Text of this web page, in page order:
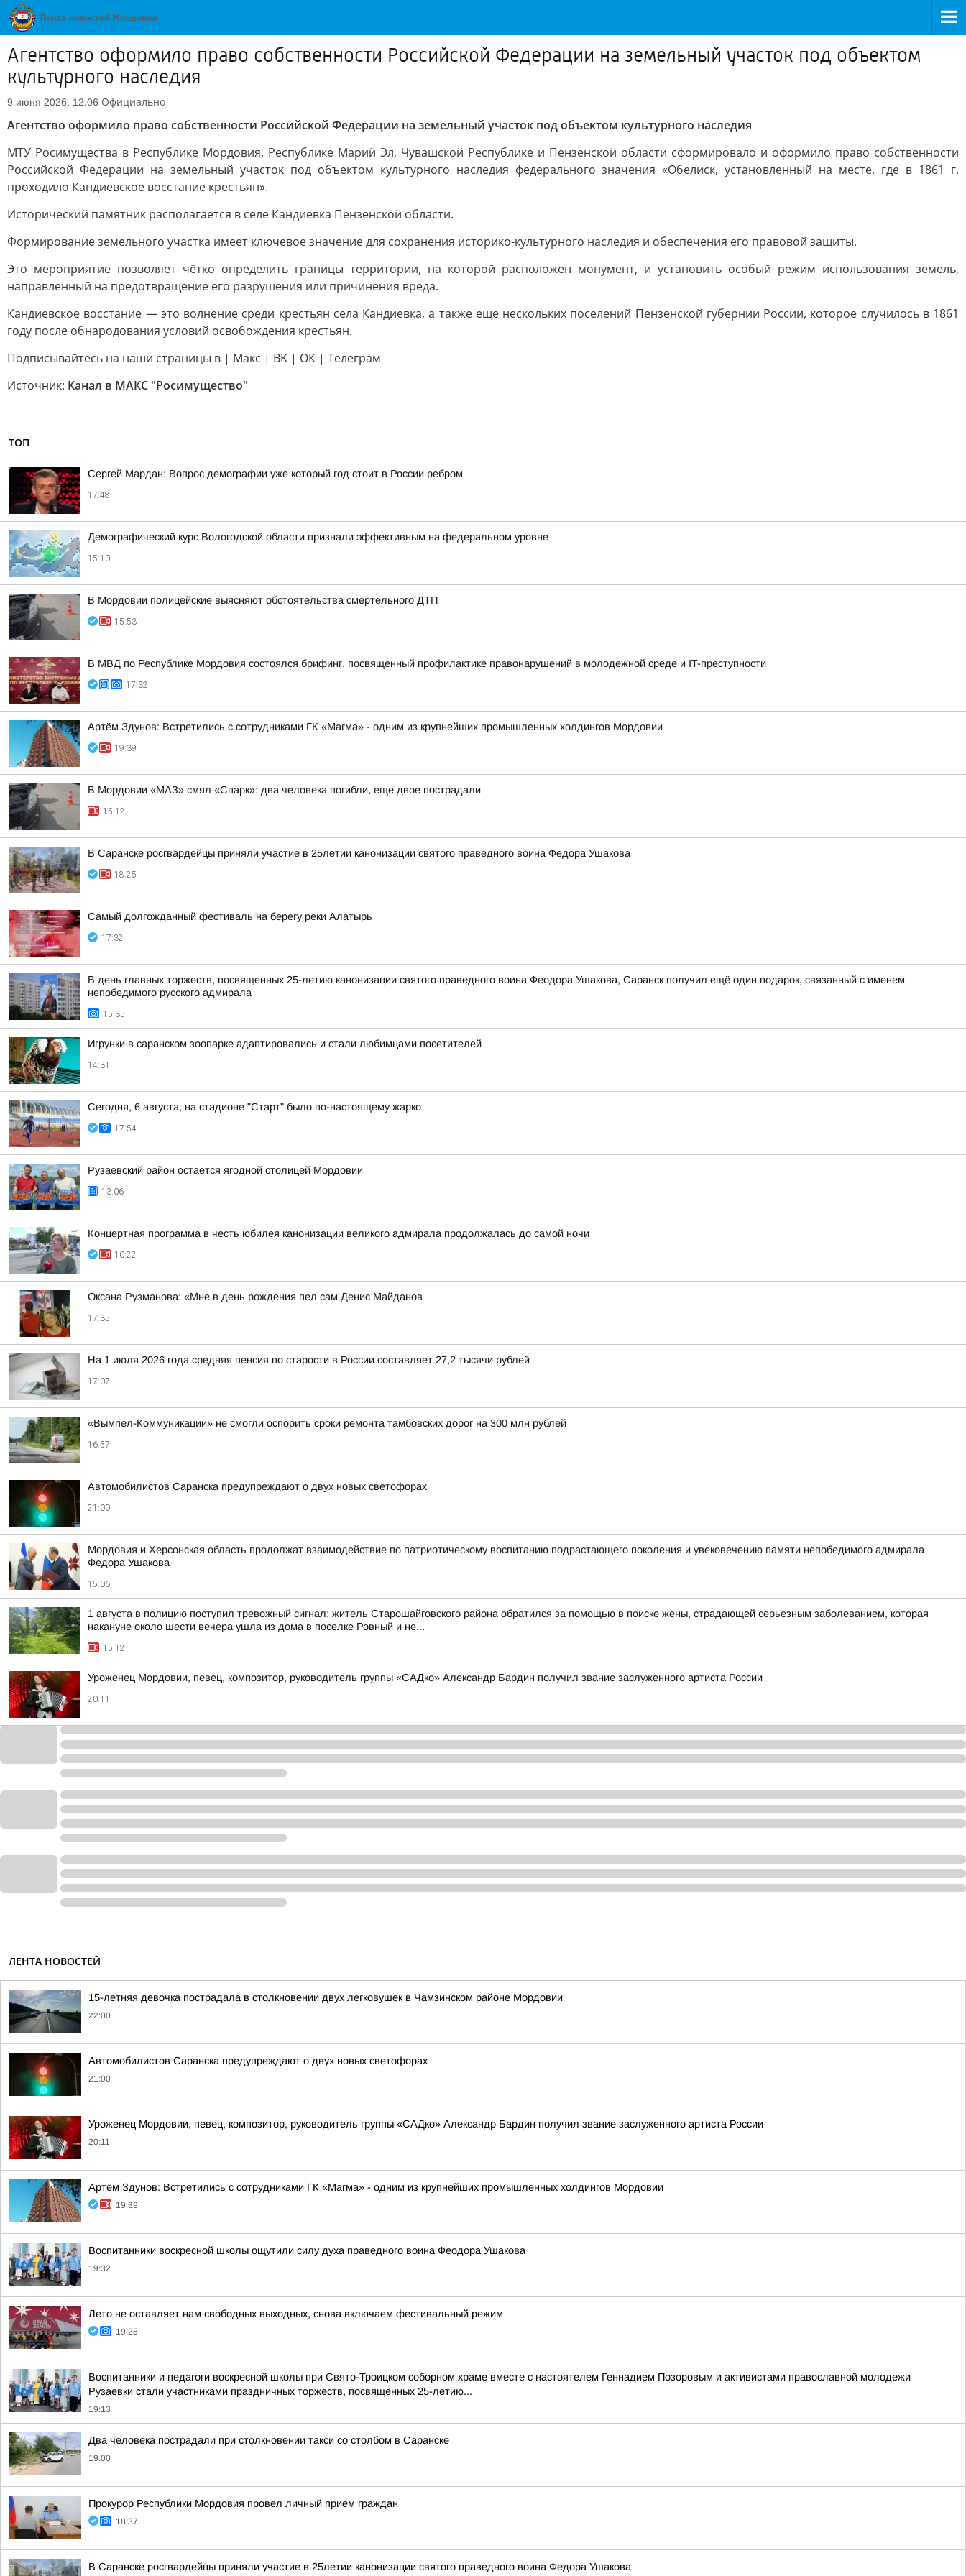
Агентство оформило право собственности Российской Федерации на земельный участок под объектом
культурного наследия
9 июня 2026, 12:06 Официально
Агентство оформило право собственности Российской Федерации на земельный участок под объектом культурного наследия
МТУ Росимущества в Республике Мордовия, Республике Марий Эл, Чувашской Республике и Пензенской области сформировало и оформило право собственности
Российской Федерации на земельный участок под объектом культурного наследия федерального значения «Обелиск, установленный на месте, где в 1861 г.
проходило Кандиевское восстание крестьян».
Исторический памятник располагается в селе Кандиевка Пензенской области.
Формирование земельного участка имеет ключевое значение для сохранения историко-культурного наследия и обеспечения его правовой защиты.
Это мероприятие позволяет чётко определить границы территории, на которой расположен монумент, и установить особый режим использования земель,
направленный на предотвращение его разрушения или причинения вреда.
Кандиевское восстание — это волнение среди крестьян села Кандиевка, а также еще нескольких поселений Пензенской губернии России, которое случилось в 1861
году после обнародования условий освобождения крестьян.
Подписывайтесь на наши страницы в | Mакс | ВK | ОК | Телеграм
Источник: Канал в МАКС "Росимущество"
ТОП
Сергей Мардан: Вопрос демографии уже который год стоит в России ребром
17:48
Демографический курс Вологодской области признали эффективным на федеральном уровне
15:10
В Мордовии полицейские выясняют обстоятельства смертельного ДТП
15:53
В МВД по Республике Мордовия состоялся брифинг, посвященный профилактике правонарушений в молодежной среде и IT-преступности
17:32
Артём Здунов: Встретились с сотрудниками ГК «Магма» - одним из крупнейших промышленных холдингов Мордовии
19:39
В Мордовии «МАЗ» смял «Спарк»: два человека погибли, еще двое пострадали
15:12
В Саранске росгвардейцы приняли участие в 25летии канонизации святого праведного воина Федора Ушакова
18:25
Самый долгожданный фестиваль на берегу реки Алатырь
17:32
В день главных торжеств, посвященных 25-летию канонизации святого праведного воина Феодора Ушакова, Саранск получил ещё один подарок, связанный с именем
непобедимого русского адмирала
15:35
Игрунки в саранском зоопарке адаптировались и стали любимцами посетителей
14:31
Сегодня, 6 августа, на стадионе "Старт" было по-настоящему жарко
17:54
Рузаевский район остается ягодной столицей Мордовии
13:06
Концертная программа в честь юбилея канонизации великого адмирала продолжалась до самой ночи
10:22
Оксана Рузманова: «Мне в день рождения пел сам Денис Майданов
17:35
На 1 июля 2026 года средняя пенсия по старости в России составляет 27,2 тысячи рублей
17:07
«Вымпел-Коммуникации» не смогли оспорить сроки ремонта тамбовских дорог на 300 млн рублей
16:57
Автомобилистов Саранска предупреждают о двух новых светофорах
21:00
Мордовия и Херсонская область продолжат взаимодействие по патриотическому воспитанию подрастающего поколения и увековечению памяти непобедимого адмирала
Федора Ушакова
15:06
1 августа в полицию поступил тревожный сигнал: житель Старошайговского района обратился за помощью в поиске жены, страдающей серьезным заболеванием, которая
накануне около шести вечера ушла из дома в поселке Ровный и не...
15:12
Уроженец Мордовии, певец, композитор, руководитель группы «САДко» Александр Бардин получил звание заслуженного артиста России
20:11
ЛЕНТА НОВОСТЕЙ
15-летняя девочка пострадала в столкновении двух легковушек в Чамзинском районе Мордовии
22:00
Автомобилистов Саранска предупреждают о двух новых светофорах
21:00
Уроженец Мордовии, певец, композитор, руководитель группы «САДко» Александр Бардин получил звание заслуженного артиста России
20:11
Артём Здунов: Встретились с сотрудниками ГК «Магма» - одним из крупнейших промышленных холдингов Мордовии
19:39
Воспитанники воскресной школы ощутили силу духа праведного воина Феодора Ушакова
19:32
Лето не оставляет нам свободных выходных, снова включаем фестивальный режим
19:25
Воспитанники и педагоги воскресной школы при Свято-Троицком соборном храме вместе с настоятелем Геннадием Позоровым и активистами православной молодежи
Рузаевки стали участниками праздничных торжеств, посвящённых 25-летию...
19:13
Два человека пострадали при столкновении такси со столбом в Саранске
19:00
Прокурор Республики Мордовия провел личный прием граждан
18:37
В Саранске росгвардейцы приняли участие в 25летии канонизации святого праведного воина Федора Ушакова